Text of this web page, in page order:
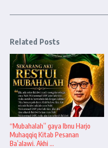
Related Posts
“Mubahalah” gaya Ibnu Harjo
Muhaqqiq Kitab Pesanan
Ba’alawi. Akhi ...